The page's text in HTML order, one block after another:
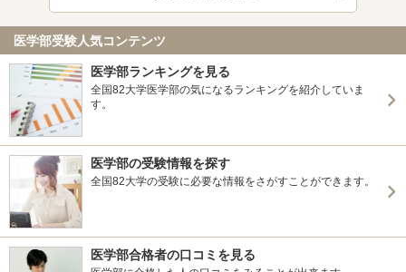
医学部受験人気コンテンツ
医学部ランキングを見る
全国82大学医学部の気になるランキングを紹介していま
す。
医学部の受験情報を探す
全国82大学の受験に必要な情報をさがすことができます。
医学部合格者の口コミを見る